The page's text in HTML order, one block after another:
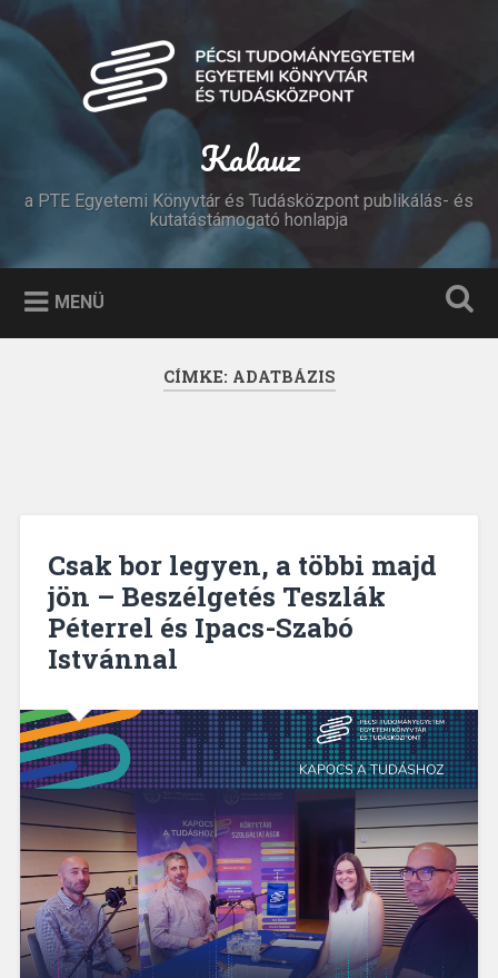
Tovább
tartalomhoz
Keresés
Kalauz
a PTE Egyetemi Könyvtár és Tudásközpont publikálás- és
kutatástámogató honlapja
MENÜ
CÍMKE: ADATBÁZIS
Csak bor legyen, a többi majd
jön – Beszélgetés Teszlák
Péterrel és Ipacs-Szabó
Istvánnal